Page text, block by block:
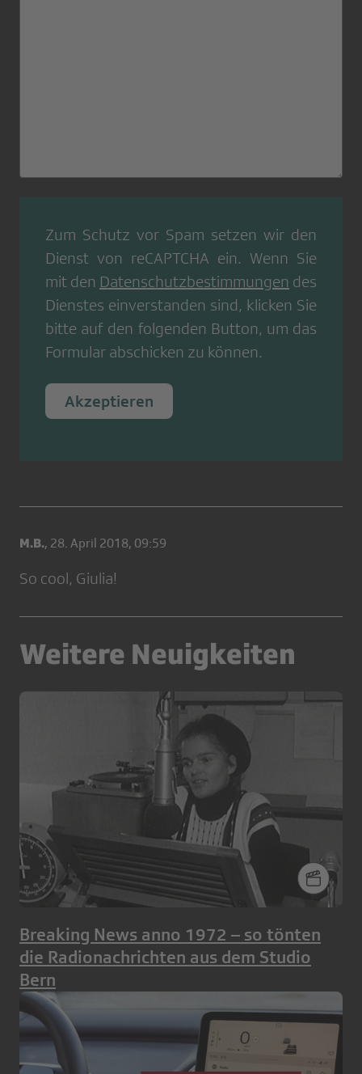
Zum Schutz vor Spam setzen wir den
Dienst von reCAPTCHA ein. Wenn Sie
mit den Datenschutzbestimmungen des
Dienstes einverstanden sind, klicken Sie
bitte auf den folgenden Button, um das
Formular abschicken zu können.
Akzeptieren
M.B., 28. April 2018, 09:59
So cool, Giulia!
Weitere Neuigkeiten
Breaking News anno 1972 – so tönten
die Radionachrichten aus dem Studio
Bern